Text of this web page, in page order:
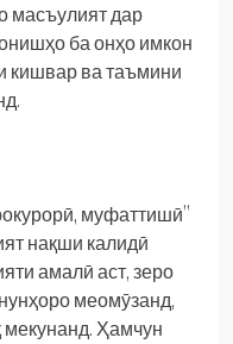
масъулият дар
ба онҳо имкон
кишвар ва таъмини
муфаттишӣ”
нақши калидӣ
амалӣ аст, зеро
меомӯзанд,
мекунанд. Ҳамчун